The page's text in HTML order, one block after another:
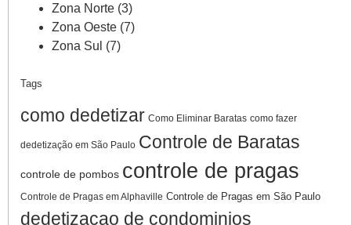
Zona Norte (3)
Zona Oeste (7)
Zona Sul (7)
Tags
como dedetizar Como Eliminar Baratas como fazer
dedetização em São Paulo Controle de Baratas
controle de pombos controle de pragas
Controle de Pragas em Alphaville Controle de Pragas em São Paulo
dedetizacao de condominios